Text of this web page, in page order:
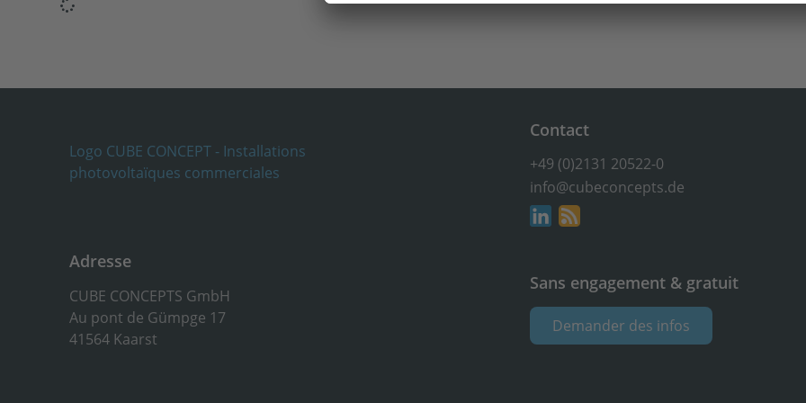
Contact
+49 (0)2131 20522-0
info@cubeconcepts.de
Adresse
CUBE CONCEPTS GmbH
Au pont de Gümpge 17
41564 Kaarst
Sans engagement & gratuit
Demander des infos